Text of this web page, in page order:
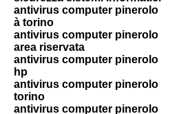
antivirus computer pinerolo
à torino
antivirus computer pinerolo
area riservata
antivirus computer pinerolo
hp
antivirus computer pinerolo
torino
antivirus computer pinerolo